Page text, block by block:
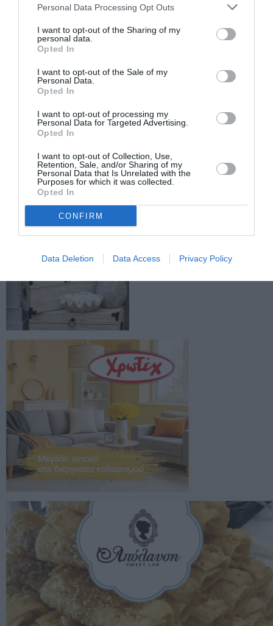
Personal Data Processing Opt Outs
I want to opt-out of the Sharing of my
personal data.
Opted In
I want to opt-out of the Sale of my
Personal Data.
Opted In
I want to opt-out of processing my
Personal Data for Targeted Advertising.
Opted In
I want to opt-out of Collection, Use,
Retention, Sale, and/or Sharing of my
Personal Data that Is Unrelated with the
Purposes for which it was collected.
Opted In
CONFIRM
Data Deletion Data Access Privacy Policy
ολοκληρώθηκε με γεύμα που παρατέθηκε εντός του
εντυπωσιακού πλοίου.
ΛΙΜΑΝΙ ΠΥΛΟΥ
Facebook Twitter